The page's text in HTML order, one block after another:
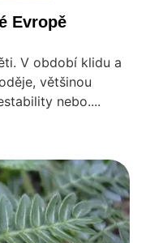
Evropě
V období klidu a
většinou
nebo....